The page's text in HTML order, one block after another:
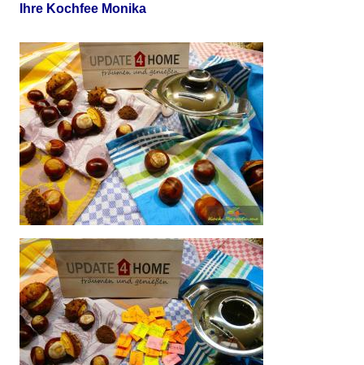
Ihre Kochfee Monika